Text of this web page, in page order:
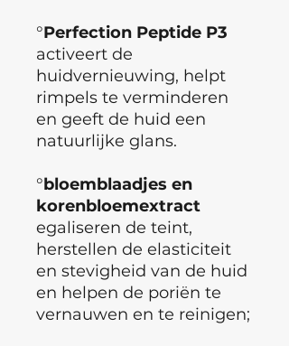
°Perfection Peptide P3
activeert de
huidvernieuwing, helpt
rimpels te verminderen
en geeft de huid een
natuurlijke glans.
°bloemblaadjes en
korenbloemextract
egaliseren de teint,
herstellen de elasticiteit
en stevigheid van de huid
en helpen de poriën te
vernauwen en te reinigen;